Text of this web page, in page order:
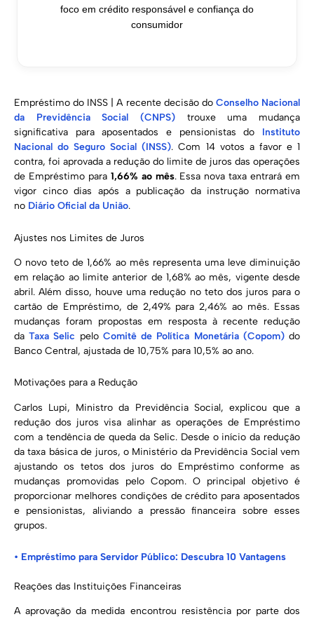
foco em crédito responsável e confiança do
consumidor
Empréstimo do INSS | A recente decisão do Conselho Nacional
da Previdência Social (CNPS) trouxe uma mudança
significativa para aposentados e pensionistas do Instituto
Nacional do Seguro Social (INSS). Com 14 votos a favor e 1
contra, foi aprovada a redução do limite de juros das operações
de Empréstimo para 1,66% ao mês. Essa nova taxa entrará em
vigor cinco dias após a publicação da instrução normativa
no Diário Oficial da União.
Ajustes nos Limites de Juros
O novo teto de 1,66% ao mês representa uma leve diminuição
em relação ao limite anterior de 1,68% ao mês, vigente desde
abril. Além disso, houve uma redução no teto dos juros para o
cartão de Empréstimo, de 2,49% para 2,46% ao mês. Essas
mudanças foram propostas em resposta à recente redução
daTaxa Selic pelo Comitê de Política Monetária (Copom)do
Banco Central, ajustada de 10,75% para 10,5% ao ano.
Motivações para a Redução
Carlos Lupi, Ministro da Previdência Social, explicou que a
redução dos juros visa alinhar as operações de Empréstimo
com a tendência de queda da Selic. Desde o início da redução
da taxa básica de juros, o Ministério da Previdência Social vem
ajustando os tetos dos juros do Empréstimo conforme as
mudanças promovidas pelo Copom. O principal objetivo é
proporcionar melhores condições de crédito para aposentados
e pensionistas, aliviando a pressão financeira sobre esses
grupos.
• Empréstimo para Servidor Público: Descubra 10 Vantagens
Reações das Instituições Financeiras
A aprovação da medida encontrou resistência por parte dos